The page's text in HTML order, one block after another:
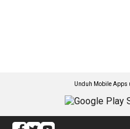
Unduh Mobile Apps